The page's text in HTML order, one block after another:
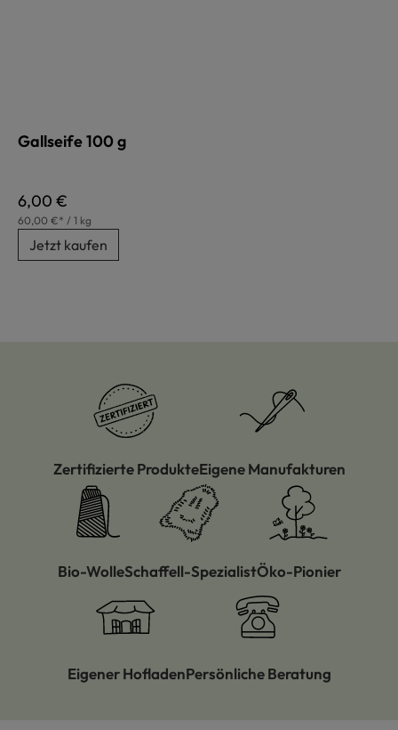
Gallseife 100 g
Regulärer Preis:
6,00 €
60,00 €* / 1 kg
Jetzt kaufen
Zertifizierte ProdukteEigene Manufakturen
Bio-WolleSchaffell-SpezialistÖko-Pionier
Eigener HofladenPersönliche Beratung